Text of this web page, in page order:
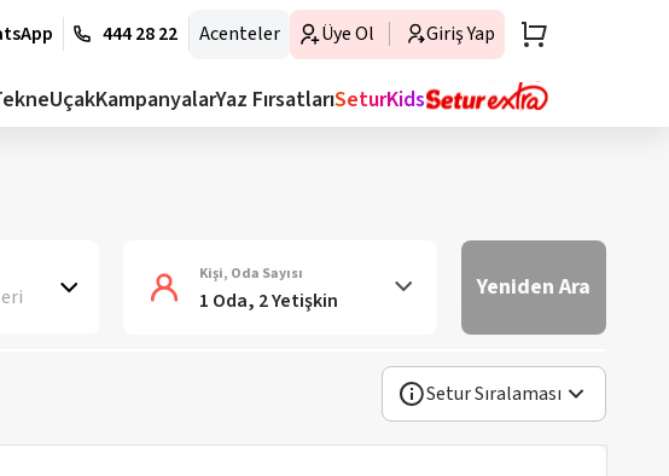
444 28 22 Acenteler Üye Ol Giriş Yap
UçakKampanyalarYaz FırsatlarıSeturKids
Kişi, Oda Sayısı
1 Oda, 2 Yetişkin Yeniden Ara
Setur Sıralaması